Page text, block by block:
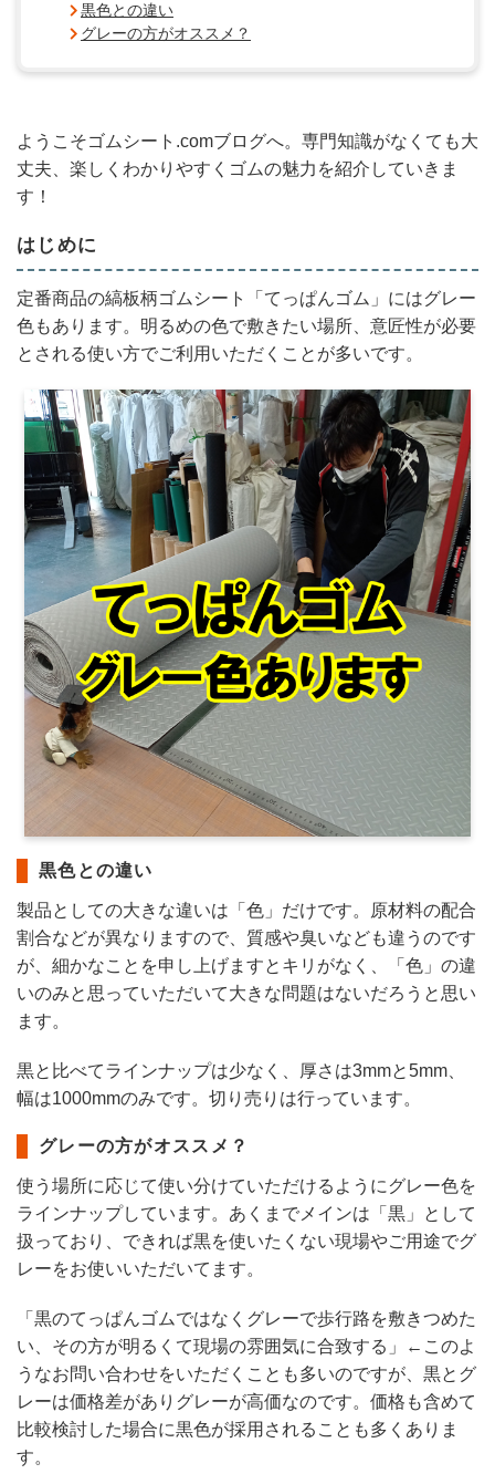
黒色との違い
グレーの方がオススメ？
ようこそゴムシート.comブログへ。専門知識がなくても大
丈夫、楽しくわかりやすくゴムの魅力を紹介していきま
す！
はじめに
定番商品の縞板柄ゴムシート「てっぱんゴム」にはグレー
色もあります。明るめの色で敷きたい場所、意匠性が必要
とされる使い方でご利用いただくことが多いです。
黒色との違い
製品としての大きな違いは「色」だけです。原材料の配合
割合などが異なりますので、質感や臭いなども違うのです
が、細かなことを申し上げますとキリがなく、「色」の違
いのみと思っていただいて大きな問題はないだろうと思い
ます。
黒と比べてラインナップは少なく、厚さは3mmと5mm、
幅は1000mmのみです。切り売りは行っています。
グレーの方がオススメ？
使う場所に応じて使い分けていただけるようにグレー色を
ラインナップしています。あくまでメインは「黒」として
扱っており、できれば黒を使いたくない現場やご用途でグ
レーをお使いいただいてます。
「黒のてっぱんゴムではなくグレーで歩行路を敷きつめた
い、その方が明るくて現場の雰囲気に合致する」←このよ
うなお問い合わせをいただくことも多いのですが、黒とグ
レーは価格差がありグレーが高価なのです。価格も含めて
比較検討した場合に黒色が採用されることも多くありま
す。